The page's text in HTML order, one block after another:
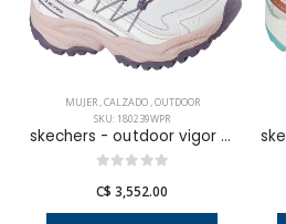
MUJER,CALZADO,OUTDOOR
SKU: 180239WPR
skechers - outdoor vigor at para mujer
C$ 3,552.00